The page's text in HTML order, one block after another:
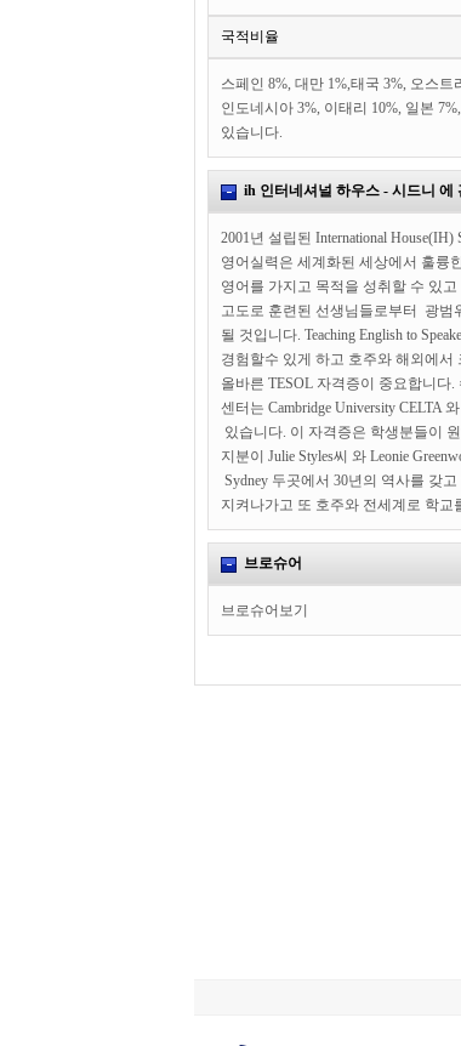
국적비율
스페인 8%, 대만 1%,태국 3%, 오스
인도네시아 3%, 이태리 10%, 일본
있습니다.
ih 인터네셔널 하우스 - 시드니 에
2001년 설립된 International
영어실력은 세계화된 세상에서 훌륭
영어를 가지고 목적을 성취할 수 있
고도로 훈련된 선생님들로부터 광범
될 것입니다. Teaching English to
경험할수 있게 하고 호주와 해외에
올바른 TESOL 자격증이 중요합니다
센터는 Cambridge University CELTA
있습니다. 이 자격증은 학생분들이
지분이 Julie Styles씨 와 Leonie
Sydney 두곳에서 30년의 역사를 갖
지켜나가고 또 호주와 전세계로 학교
브로슈어
브로슈어보기